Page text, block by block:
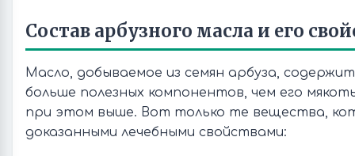
Состав арбузного масла и его
Масло, добываемое из семян арбуза, содержит
больше полезных компонентов, чем его
при этом выше. Вот только те вещества,
доказанными лечебными свойствами: